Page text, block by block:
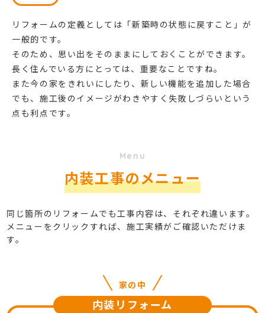
リフォームの定義としては「新築時の状態に戻すこと」が
一般的です。
そのため、思い出をそのままにしておくことができます。
長く住んでいる方にとっては、重要なことですね。
また今の家をきれいにしたり、新しい機能を追加した場合
でも、施工後のイメージがわきやすく失敗しづらいという
点も利点です。
Menu
内装工事のメニュー
同じ箇所のリフォームでも工事内容は、それぞれ違います。
メニューをクリックすれば、施工実績がご確認いただけま
す。
家の中
内装リフォーム